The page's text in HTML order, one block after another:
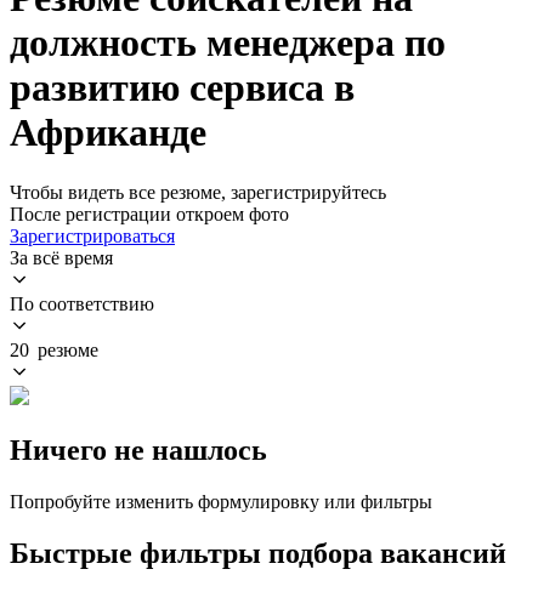
должность менеджера по
развитию сервиса в
Африканде
Чтобы видеть все резюме, зарегистрируйтесь
После регистрации откроем фото
Зарегистрироваться
За всё время
По соответствию
20 резюме
Ничего не нашлось
Попробуйте изменить формулировку или фильтры
Быстрые фильтры подбора вакансий